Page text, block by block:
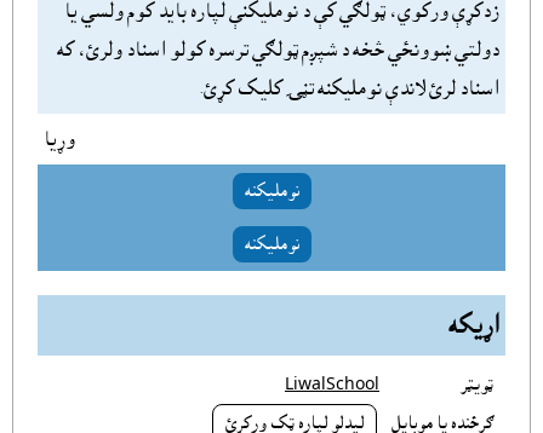
زدکړې ورکوي، ټولګي کې د نومليکنې لپاره بايد کوم ولسي يا
دولتي ښوونځي څخه د شپږم ټولګي ترسره کولو اسناد ولرئ، که
اسناد لرئ لاندې نومليکنه تڼۍ کليک کړئ.
وړيا
نومليکنه
نومليکنه
اړيکه
ټويټر LiwalSchool
ګرځنده يا موبايل ليدلو لپاره ټک ورکړئ